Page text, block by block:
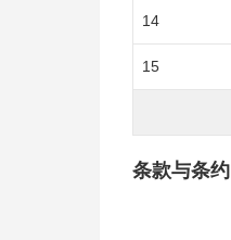
14
15
条款与条约